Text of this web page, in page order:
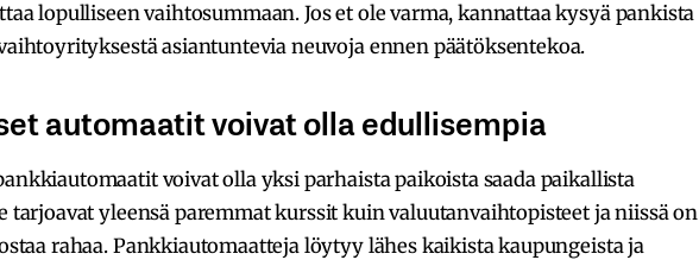
lopulliseen vaihtosummaan. Jos et ole varma, kannattaa kysyä pankista
asiantuntevia neuvoja ennen päätöksentekoa.
automaatit voivat olla edullisempia
voivat olla yksi parhaista paikoista saada paikallista
tarjoavat yleensä paremmat kurssit kuin valuutanvaihtopisteet ja niissä on
rahaa. Pankkiautomaatteja löytyy lähes kaikista kaupungeista ja